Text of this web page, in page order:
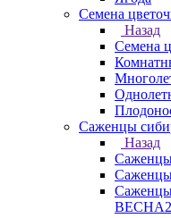
Семена
Назад
Семена
Саженцы
Назад
Саженцы
Саженцы